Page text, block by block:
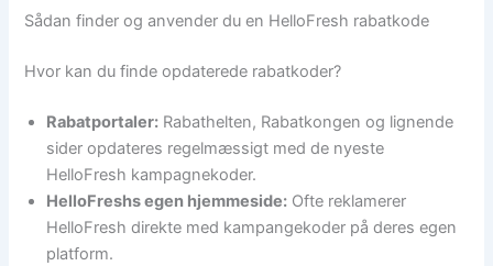
Sådan finder og anvender du en HelloFresh rabatkode
Hvor kan du finde opdaterede rabatkoder?
Rabatportaler: Rabathelten, Rabatkongen og lignende
sider opdateres regelmæssigt med de nyeste
HelloFresh kampagnekoder.
HelloFreshs egen hjemmeside: Ofte reklamerer
HelloFresh direkte med kampangekoder på deres egen
platform.